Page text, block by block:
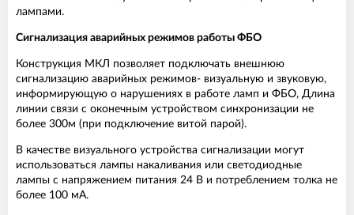
лампами.
Сигнализация аварийных режимов работы ФБО
Конструкция МКЛ позволяет подключать внешнюю
сигнализацию аварийных режимов- визуальную и звуковую,
информирующую о нарушениях в работе ламп и ФБО, Длина
линии связи с оконечным устройством синхронизации не
более 300м (при подключение витой парой).
В качестве визуального устройства сигнализации могут
использоваться лампы накаливания или светодиодные
лампы с напряжением питания 24 В и потреблением толка не
более 100 мА.